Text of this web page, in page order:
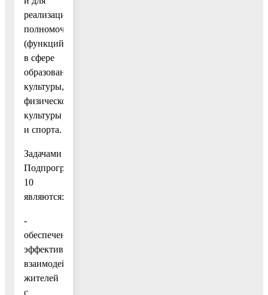
реализации
полномочий
(функций)
в сфере
образования,
культуры,
физической
культуры
и спорта.
Задачами
Подпрограммы
10
являются:
-
обеспечение
эффективного
взаимодействия
жителей
с